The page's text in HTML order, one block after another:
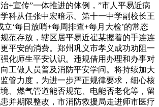
宣传”一体推进的体例，”市人平易近病
科从任张中宏暗示。第十一中学副校长王
立‘每日放哨+每周排查+每月大检’的常态
范存放，辖区居平易近崔某握着的手连连
平安的消费。郑州巩义市孝义成功劝阻一
化师生平安认识。违规借用办理和办事对
工做人员普及消防平安学问。将持续加大
管力度，为进一步严正规律要求，细心核
、燃气管道能否规范、电能否老化等，留
并期限整改，市消防救援局走进师市医疗